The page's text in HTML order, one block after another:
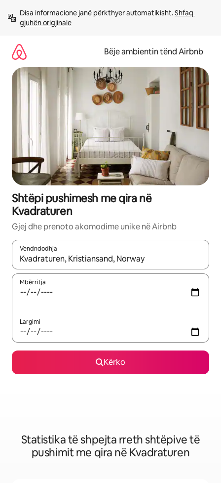
përmbajtja
Disa informacione janë përkthyer automatikisht. Shfaq
gjuhën origjinale
Bëje ambientin tënd Airbnb
Shtëpi pushimesh me qira në
Kvadraturen
Gjej dhe prenoto akomodime unike në Airbnb
Vendndodhja
Kur rezultatet të jenë të disponueshme, lëviz me butonat e
Mbërritja
Largimi
Kërko
Statistika të shpejta rreth shtëpive të
pushimit me qira në Kvadraturen